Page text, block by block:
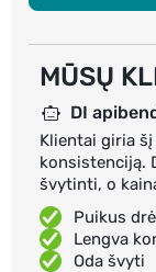
MŪSŲ
DI
Klientai giria
konsistenciją.
švytinti, o
Puikus
Lengva
Oda švyti